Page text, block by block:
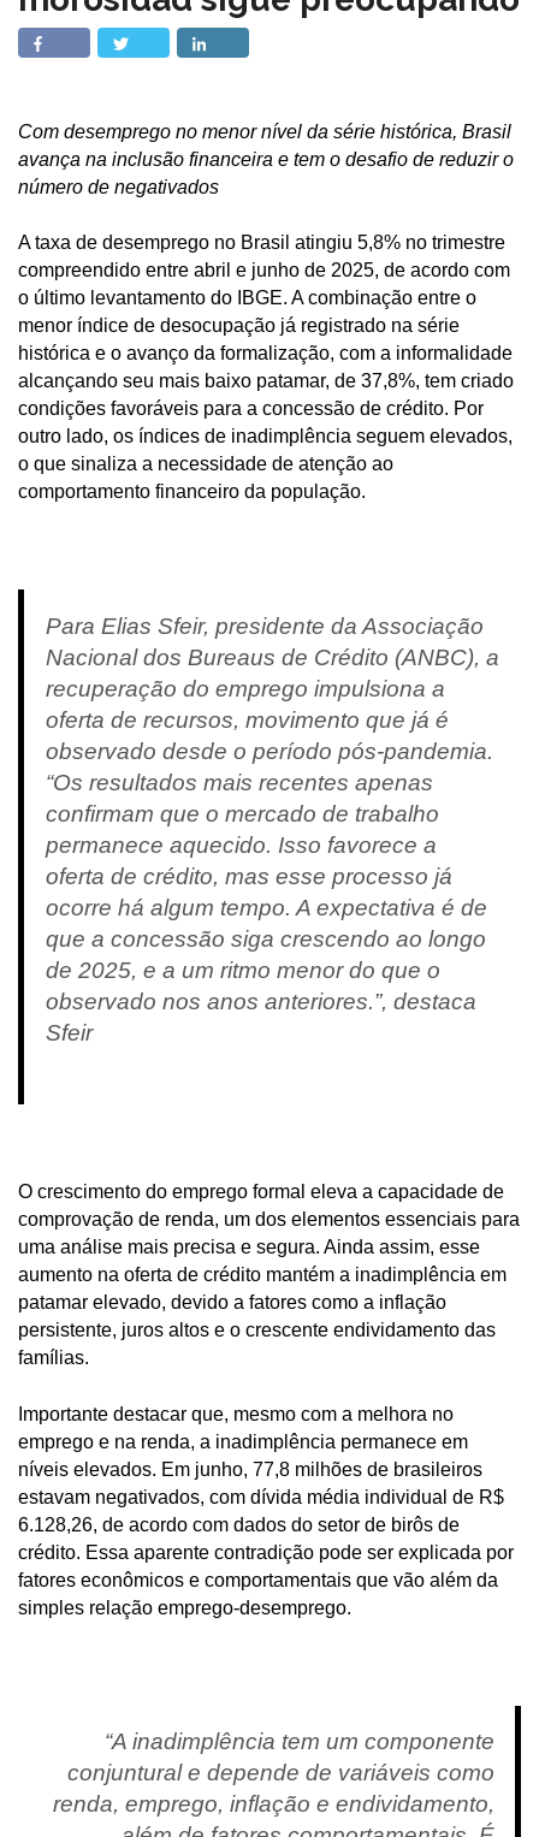
Com desemprego no menor nível da série histórica, Brasil
avança na inclusão financeira e tem o desafio de reduzir o
número de negativados
A taxa de desemprego no Brasil atingiu 5,8% no trimestre
compreendido entre abril e junho de 2025, de acordo com
o último levantamento do IBGE. A combinação entre o
menor índice de desocupação já registrado na série
histórica e o avanço da formalização, com a informalidade
alcançando seu mais baixo patamar, de 37,8%, tem criado
condições favoráveis para a concessão de crédito. Por
outro lado, os índices de inadimplência seguem elevados,
o que sinaliza a necessidade de atenção ao
comportamento financeiro da população.
Para Elias Sfeir, presidente da Associação
Nacional dos Bureaus de Crédito (ANBC), a
recuperação do emprego impulsiona a
oferta de recursos, movimento que já é
observado desde o período pós-pandemia.
“Os resultados mais recentes apenas
confirmam que o mercado de trabalho
permanece aquecido. Isso favorece a
oferta de crédito, mas esse processo já
ocorre há algum tempo. A expectativa é de
que a concessão siga crescendo ao longo
de 2025, e a um ritmo menor do que o
observado nos anos anteriores.”, destaca
Sfeir
O crescimento do emprego formal eleva a capacidade de
comprovação de renda, um dos elementos essenciais para
uma análise mais precisa e segura. Ainda assim, esse
aumento na oferta de crédito mantém a inadimplência em
patamar elevado, devido a fatores como a inflação
persistente, juros altos e o crescente endividamento das
famílias.
Importante destacar que, mesmo com a melhora no
emprego e na renda, a inadimplência permanece em
níveis elevados. Em junho, 77,8 milhões de brasileiros
estavam negativados, com dívida média individual de R$
6.128,26, de acordo com dados do setor de birôs de
crédito. Essa aparente contradição pode ser explicada por
fatores econômicos e comportamentais que vão além da
simples relação emprego-desemprego.
“A inadimplência tem um componente
conjuntural e depende de variáveis como
renda, emprego, inflação e endividamento,